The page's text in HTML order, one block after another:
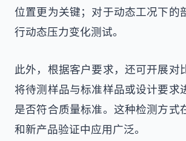
位置更为关键；对于动态工况下的
行动态压力变化测试。
此外，根据客户要求，还可开展对
将待测样品与标准样品或设计要求
是否符合质量标准。这种检测方式
和新产品验证中应用广泛。